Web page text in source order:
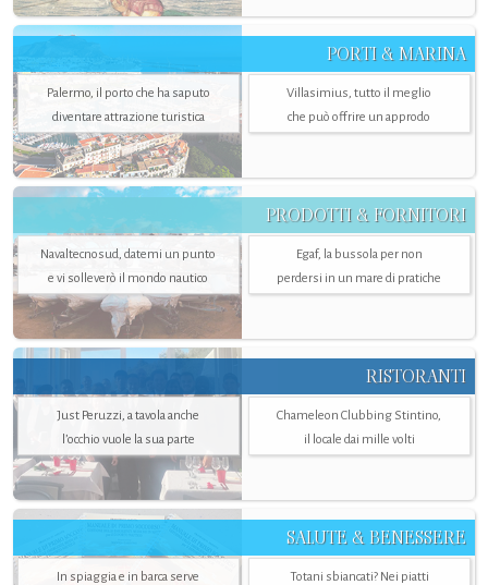
PORTI & MARINA
Palermo, il porto che ha saputo
diventare attrazione turistica
Villasimius, tutto il meglio
che può offrire un approdo
PRODOTTI & FORNITORI
Navaltecnosud, datemi un punto
e vi solleverò il mondo nautico
Egaf, la bussola per non
perdersi in un mare di pratiche
RISTORANTI
Just Peruzzi, a tavola anche
l’occhio vuole la sua parte
Chameleon Clubbing Stintino,
il locale dai mille volti
SALUTE & BENESSERE
In spiaggia e in barca serve
Totani sbiancati? Nei piatti